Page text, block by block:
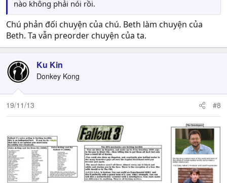
nào không phải nói rồi.
Chú phản đối chuyện của chú. Beth làm chuyện của
Beth. Ta vẫn preorder chuyện của ta.
Ku Kin
Donkey Kong
19/11/13 #8